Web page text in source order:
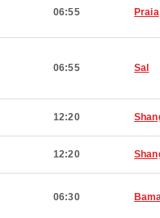
06:55 Praia
06:55 Sal
12:20
12:20
06:30